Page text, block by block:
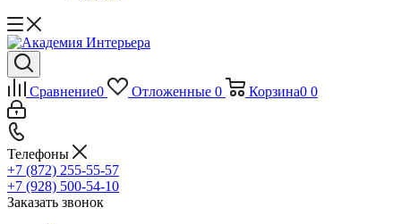
Сравнение0 Отложенные 0 Корзина0 0
Телефоны
+7 (872) 255-55-57
+7 (928) 500-54-10
Заказать звонок